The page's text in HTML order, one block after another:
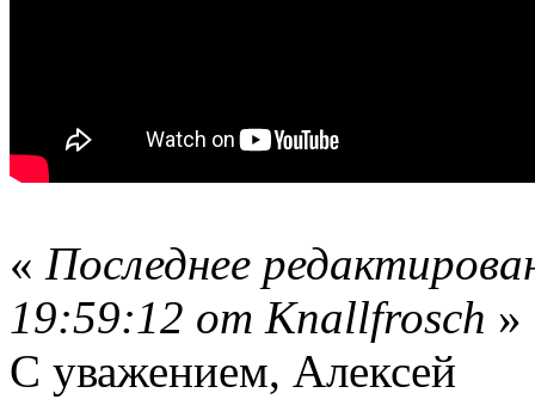
« Последнее
19:59:12 от Knallfrosch »
С уважением, Алексей